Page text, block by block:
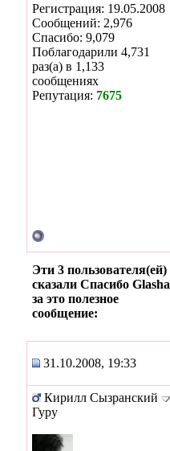
Регистрация: 19.05.2008
Сообщений: 2,976
Спасибо: 9,079
Поблагодарили 4,731
раз(а) в 1,133
сообщениях
Репутация: 7675
Эти 3 пользователя(ей)
сказали Спасибо Glasha
за это полезное
сообщение:
31.10.2008, 19:33
Кирилл Сызранский
Гуру